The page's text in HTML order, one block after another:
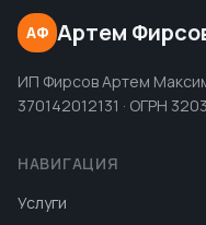
АФ Артем
ИП Фирсов Артем
370142012131 · ОГРН
НАВИГАЦИЯ
Услуги